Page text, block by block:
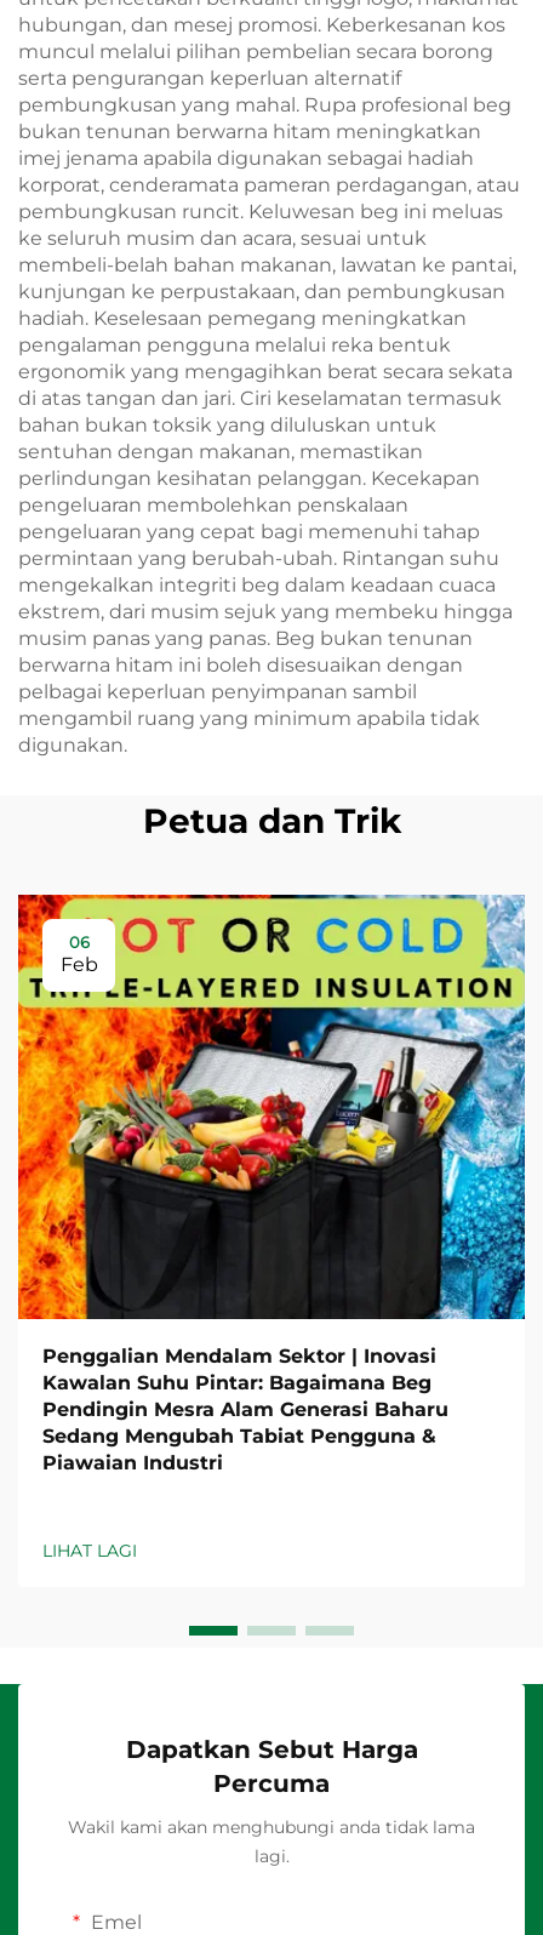
hubungan, dan mesej promosi. Keberkesanan kos
muncul melalui pilihan pembelian secara borong
serta pengurangan keperluan alternatif
pembungkusan yang mahal. Rupa profesional beg
bukan tenunan berwarna hitam meningkatkan
imej jenama apabila digunakan sebagai hadiah
korporat, cenderamata pameran perdagangan, atau
pembungkusan runcit. Keluwesan beg ini meluas
ke seluruh musim dan acara, sesuai untuk
membeli-belah bahan makanan, lawatan ke pantai,
kunjungan ke perpustakaan, dan pembungkusan
hadiah. Keselesaan pemegang meningkatkan
pengalaman pengguna melalui reka bentuk
ergonomik yang mengagihkan berat secara sekata
di atas tangan dan jari. Ciri keselamatan termasuk
bahan bukan toksik yang diluluskan untuk
sentuhan dengan makanan, memastikan
perlindungan kesihatan pelanggan. Kecekapan
pengeluaran membolehkan penskalaan
pengeluaran yang cepat bagi memenuhi tahap
permintaan yang berubah-ubah. Rintangan suhu
mengekalkan integriti beg dalam keadaan cuaca
ekstrem, dari musim sejuk yang membeku hingga
musim panas yang panas. Beg bukan tenunan
berwarna hitam ini boleh disesuaikan dengan
pelbagai keperluan penyimpanan sambil
mengambil ruang yang minimum apabila tidak
digunakan.
Petua dan Trik
06
Feb
Penggalian Mendalam Sektor | Inovasi
Kawalan Suhu Pintar: Bagaimana Beg
Pendingin Mesra Alam Generasi Baharu
Sedang Mengubah Tabiat Pengguna &
Piawaian Industri
LIHAT LAGI
Dapatkan Sebut Harga
Percuma
Wakil kami akan menghubungi anda tidak lama
lagi.
Emel